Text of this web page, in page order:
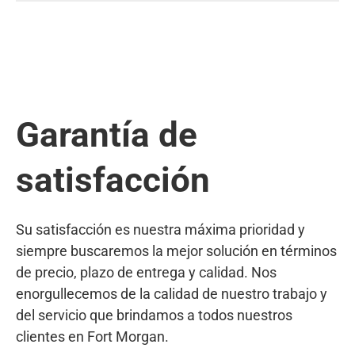
Garantía de
satisfacción
Su satisfacción es nuestra máxima prioridad y
siempre buscaremos la mejor solución en términos
de precio, plazo de entrega y calidad. Nos
enorgullecemos de la calidad de nuestro trabajo y
del servicio que brindamos a todos nuestros
clientes en Fort Morgan.